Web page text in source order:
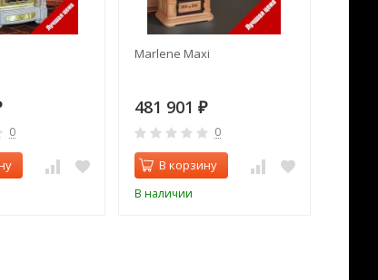
0
Marlene Maxi
481 901 ₽
0
В корзину
В наличии